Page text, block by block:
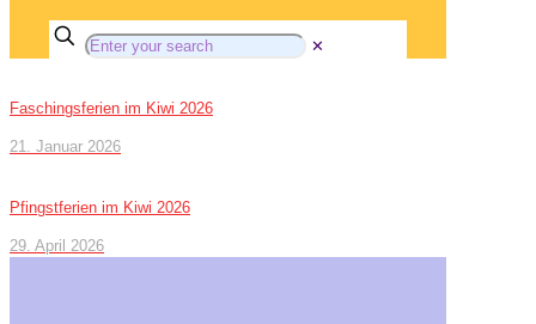
✕
Faschingsferien im Kiwi 2026
21. Januar 2026
Pfingstferien im Kiwi 2026
29. April 2026